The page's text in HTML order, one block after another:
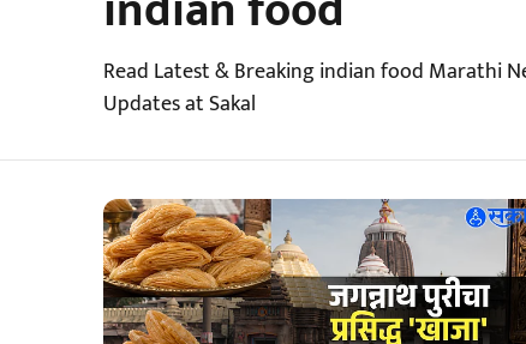
Read Latest & Breaking indian food Marathi
Updates at Sakal